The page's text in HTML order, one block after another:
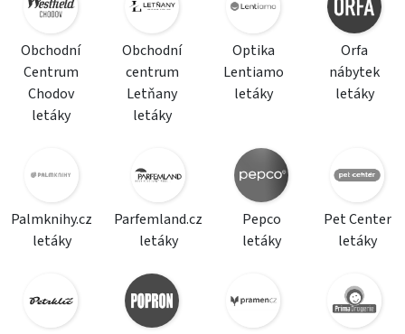
Obchodní
Centrum
Chodov
letáky
Obchodní
centrum
Letňany
letáky
Optika
Lentiamo
letáky
Orfa
nábytek
letáky
Palmknihy.cz
letáky
Parfemland.cz
letáky
Pepco
letáky
Pet Center
letáky